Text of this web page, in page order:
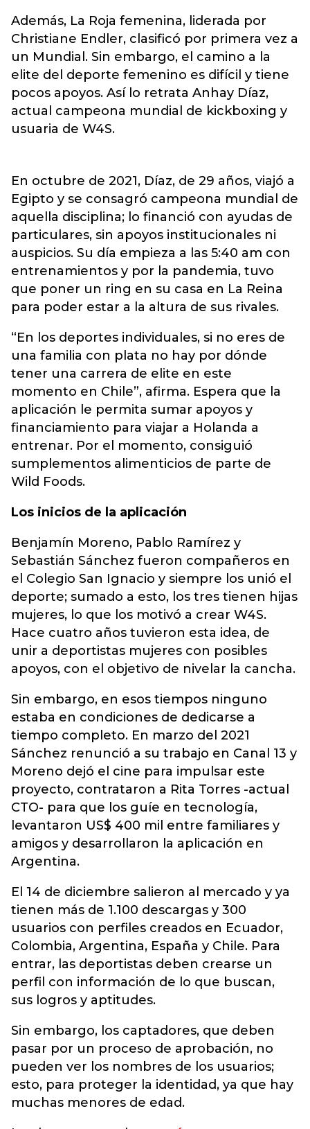
Además, La Roja femenina, liderada por
Christiane Endler, clasificó por primera vez a
un Mundial. Sin embargo, el camino a la
elite del deporte femenino es difícil y tiene
pocos apoyos. Así lo retrata Anhay Díaz,
actual campeona mundial de kickboxing y
usuaria de W4S.
En octubre de 2021, Díaz, de 29 años, viajó a
Egipto y se consagró campeona mundial de
aquella disciplina; lo financió con ayudas de
particulares, sin apoyos institucionales ni
auspicios. Su día empieza a las 5:40 am con
entrenamientos y por la pandemia, tuvo
que poner un ring en su casa en La Reina
para poder estar a la altura de sus rivales.
“En los deportes individuales, si no eres de
una familia con plata no hay por dónde
tener una carrera de elite en este
momento en Chile”, afirma. Espera que la
aplicación le permita sumar apoyos y
financiamiento para viajar a Holanda a
entrenar. Por el momento, consiguió
sumplementos alimenticios de parte de
Wild Foods.
Los inicios de la aplicación
Benjamín Moreno, Pablo Ramírez y
Sebastián Sánchez fueron compañeros en
el Colegio San Ignacio y siempre los unió el
deporte; sumado a esto, los tres tienen hijas
mujeres, lo que los motivó a crear W4S.
Hace cuatro años tuvieron esta idea, de
unir a deportistas mujeres con posibles
apoyos, con el objetivo de nivelar la cancha.
Sin embargo, en esos tiempos ninguno
estaba en condiciones de dedicarse a
tiempo completo. En marzo del 2021
Sánchez renunció a su trabajo en Canal 13 y
Moreno dejó el cine para impulsar este
proyecto, contrataron a Rita Torres -actual
CTO- para que los guíe en tecnología,
levantaron US$ 400 mil entre familiares y
amigos y desarrollaron la aplicación en
Argentina.
El 14 de diciembre salieron al mercado y ya
tienen más de 1.100 descargas y 300
usuarios con perfiles creados en Ecuador,
Colombia, Argentina, España y Chile. Para
entrar, las deportistas deben crearse un
perfil con información de lo que buscan,
sus logros y aptitudes.
Sin embargo, los captadores, que deben
pasar por un proceso de aprobación, no
pueden ver los nombres de los usuarios;
esto, para proteger la identidad, ya que hay
muchas menores de edad.